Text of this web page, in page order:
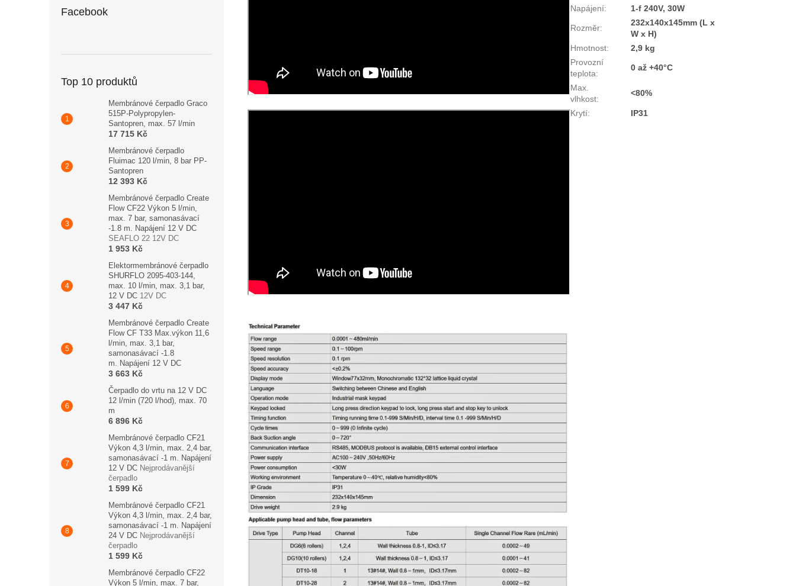
Facebook
Top 10 produktů
Membránové čerpadlo Graco
515P-Polypropylen-
Santopren, max. 57 l/min
17 715 Kč
Membránové čerpadlo
Fluimac 120 l/min, 8 bar PP-
Santopren
12 393 Kč
Membránové čerpadlo Create
Flow CF22 Výkon 5 l/min,
max. 7 bar, samonasávací
-1.8 m. Napájení 12 V DC
SEAFLO 22 12V DC
1 953 Kč
Elektormembránové čerpadlo
SHURFLO 2095-403-144,
max. 10 l/min, max. 3,1 bar,
12 V DC 12V DC
3 447 Kč
Membránové čerpadlo Create
Flow CF T33 Max.výkon 11,6
l/min, max. 3,1 bar,
samonasávací -1.8
m. Napájení 12 V DC
3 663 Kč
Čerpadlo do vrtu na 12 V DC
12 l/min (720 l/hod), max. 70
m
6 896 Kč
Membránové čerpadlo CF21
Výkon 4,3 l/min, max. 2,4 bar,
samonasávací -1 m. Napájení
12 V DC Nejprodávanější
čerpadlo
1 599 Kč
Membránové čerpadlo CF21
Výkon 4,3 l/min, max. 2,4 bar,
samonasávací -1 m. Napájení
24 V DC Nejprodávanější
čerpadlo
1 599 Kč
Membránové čerpadlo CF22
Výkon 5 l/min, max. 7 bar,
Napájení: 1-f 240V, 30W
Rozměr:
232x140x145mm (L x
W x H)
Hmotnost:
2,9 kg
Provozní
teplota:
0 až +40°C
Max.
vlhkost:
<80%
Krytí: IP31